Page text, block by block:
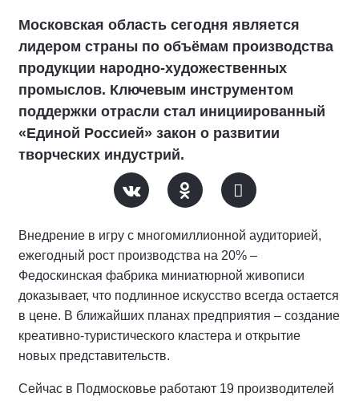
Московская область сегодня является
лидером страны по объёмам производства
продукции народно-художественных
промыслов. Ключевым инструментом
поддержки отрасли стал инициированный
«Единой Россией» закон о развитии
творческих индустрий.
Внедрение в игру с многомиллионной аудиторией,
ежегодный рост производства на 20% –
Федоскинская фабрика миниатюрной живописи
доказывает, что подлинное искусство всегда остается
в цене. В ближайших планах предприятия – создание
креативно-туристического кластера и открытие
новых представительств.
Сейчас в Подмосковье работают 19 производителей